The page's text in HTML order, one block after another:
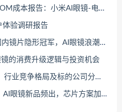
本报告：小米AI眼镜-电致变色
体验调研报告
形冠军，AI眼镜浪潮有望助力成长
的消费升级逻辑与投资机会
竞争格局及标的公司分析报告
镜新品频出，芯片方案加速涌现